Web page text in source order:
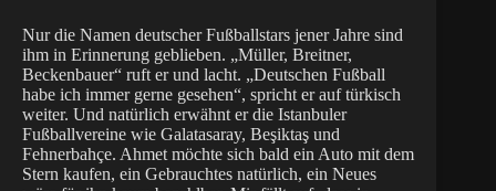
Nur die Namen deutscher Fußballstars jener Jahre sind
ihm in Erinnerung geblieben. „Müller, Breitner,
Beckenbauer“ ruft er und lacht. „Deutschen Fußball
habe ich immer gerne gesehen“, spricht er auf türkisch
weiter. Und natürlich erwähnt er die Istanbuler
Fußballvereine wie Galatasaray, Beşiktaş und
Fehnerbahçe. Ahmet möchte sich bald ein Auto mit dem
Stern kaufen, ein Gebrauchtes natürlich, ein Neues